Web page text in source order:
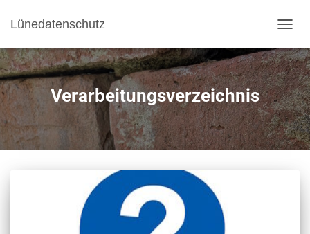
Lünedatenschutz
Verarbeitungsverzeichnis